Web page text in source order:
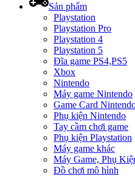
Sản phẩm
Playstation
Playstation Pro
Playstation 4
Playstation 5
Đĩa game PS4,PS5
Xbox
Nintendo
Máy game Nintendo
Game Card
Phụ kiện Nintendo
Tay cầm chơi game
Phụ kiện Playstation
Máy game khác
Máy Game, Phụ
Đồ chơi mô hình